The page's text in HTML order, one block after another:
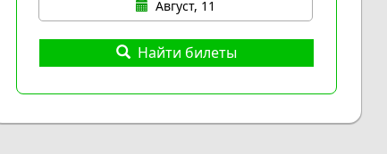
Август, 11
Найти билеты